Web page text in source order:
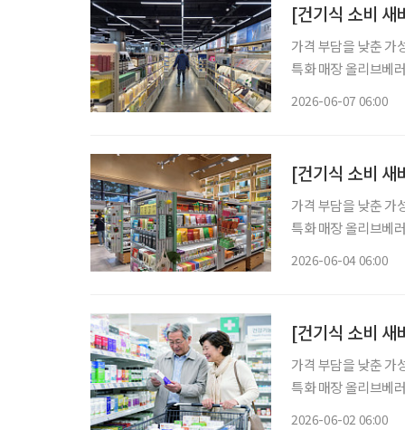
[건기식 소비 새
가격 부담을 낮춘 가
특화 매장 올리브베
2026-06-07 06:00
[건기식 소비 새
가격 부담을 낮춘 가
특화 매장 올리브베
2026-06-04 06:00
[건기식 소비
가격 부담을 낮춘 가
특화 매장 올리브베
2026-06-02 06:00